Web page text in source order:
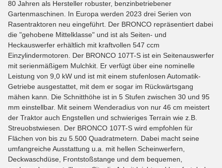
80 Jahren als Hersteller robuster, benzinbetriebener
Gartenmaschinen. In Europa werden 2023 drei Serien von
Rasentraktoren neu eingeführt. Der BRONCO repräsentiert dabei
die "gehobene Mittelklasse" und ist als Seiten- und
Heckauswerfer erhältlich mit kraftvollen 547 ccm
Einzylindermotoren. Der BRONCO 107T-S ist ein Seitenauswerfer
mit serienmäßigem Mulchkit. Er verfügt über eine nominelle
Leistung von 9,0 kW und ist mit einem stufenlosen Automatik-
Getriebe ausgestattet, mit dem er sogar im Rückwärtsgang
mähen kann. Die Schnitthöhe ist in 5 Stufen zwischen 30 und 95
mm einstellbar. Mit seinem Wenderadius von nur 46 cm meistert
der Traktor auch Engstellen und schwieriges Terrain wie z.B.
Streuobstwiesen. Der BRONCO 107T-S wird empfohlen für
Flächen von bis zu 5.500 Quadratmetern. Dabei macht seine
umfangreiche Ausstattung u.a. mit hellen Scheinwerfern,
Deckwaschdüse, Frontstoßstange und dem bequemen,